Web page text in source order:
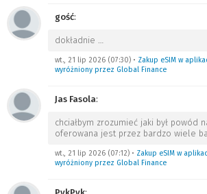
gość:
dokładnie …
wt., 21 lip 2026 (07:30) • Zakup eSIM w
wyróżniony przez Global Finance
Jas Fasola:
chciałbym zrozumieć jaki był powód
oferowana jest przez bardzo wiele
wt., 21 lip 2026 (07:12) • Zakup eSIM w
wyróżniony przez Global Finance